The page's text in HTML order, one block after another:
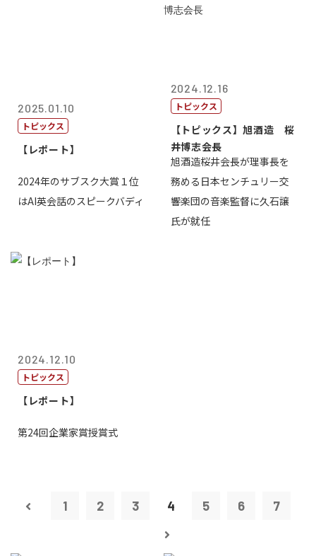
2025.01.10
トピックス
【レポート】
2024年のサブスク大賞１位
はAI英会話のスピークバディ
2024.12.16
トピックス
【トピックス】旭酒造 桜
井博志会長
旭酒造桜井会長が理事長を
務める日本センチュリー交
響楽団の音楽監督に久石譲
氏が就任
2024.12.10
トピックス
【レポート】
第24回企業家賞授賞式
1 2 3 4 5 6 7